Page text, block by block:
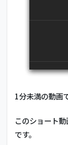
1分未満の動画
このショート
です。